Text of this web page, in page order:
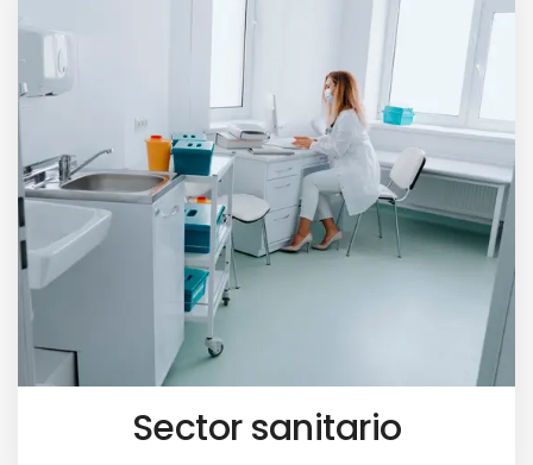
Sector sanitario